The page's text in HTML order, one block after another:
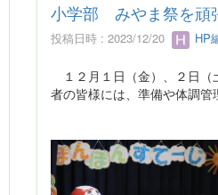
小学部 みやま祭を頑
投稿日時 : 2023/12/20 HP
１２月１日（金）、２日（
者の皆様には、準備や体調管